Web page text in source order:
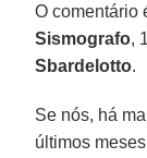
O comentário
Sismografo,
Sbardelotto.
Se nós, há
últimos